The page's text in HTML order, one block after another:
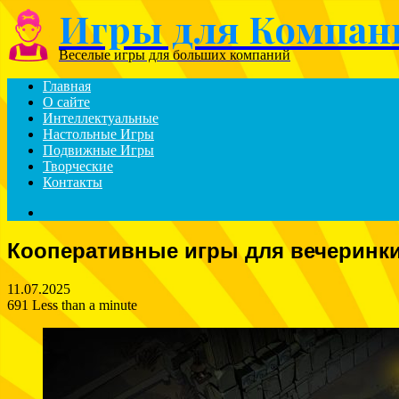
Menu Игры для
Веселые игры для больших компаний
Главная
О сайте
Интеллектуальные
Настольные Игры
Подвижные Игры
Творческие
Контакты
for
Кооперативные игры для
11.07.2025
691 Less than a minute